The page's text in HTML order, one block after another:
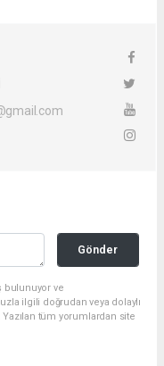
Gönder
bulunuyor ve
ilgili doğrudan veya dolaylı
tüm yorumlardan site